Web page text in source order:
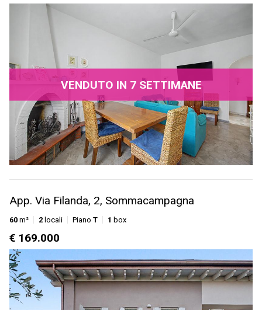
VENDUTO IN 7 SETTIMANE
App. Via Filanda, 2, Sommacampagna
60 m² 2 locali Piano T 1 box
€ 169.000